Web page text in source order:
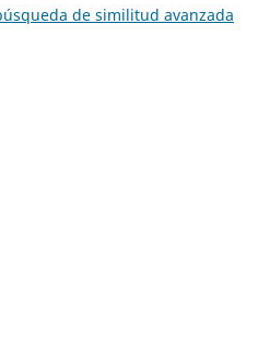
de similitud avanzada